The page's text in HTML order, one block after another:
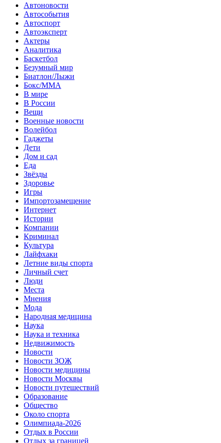
Автоновости
Автособытия
Автоспорт
Автоэксперт
Актеры
Аналитика
Баскетбол
Безумный мир
Биатлон/Лыжи
Бокс/MMA
В мире
В России
Вещи
Военные новости
Волейбол
Гаджеты
Дети
Дом и сад
Еда
Звёзды
Здоровье
Игры
Импортозамещение
Интернет
Истории
Компании
Криминал
Культура
Лайфхаки
Летние виды спорта
Личный счет
Люди
Места
Мнения
Мода
Народная медицина
Наука
Наука и техника
Недвижимость
Новости
Новости ЗОЖ
Новости медицины
Новости Москвы
Новости путешествий
Образование
Общество
Около спорта
Олимпиада-2026
Отдых в России
Отдых за границей